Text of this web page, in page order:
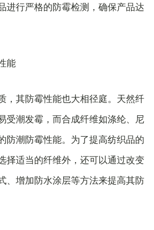
进行严格的防霉检测，确保产品达
能
，其防霉性能也大相径庭。天然纤
受潮发霉，而合成纤维如涤纶、尼
防潮防霉性能。为了提高纺织品的
择适当的纤维外，还可以通过改变
、增加防水涂层等方法来提高其防